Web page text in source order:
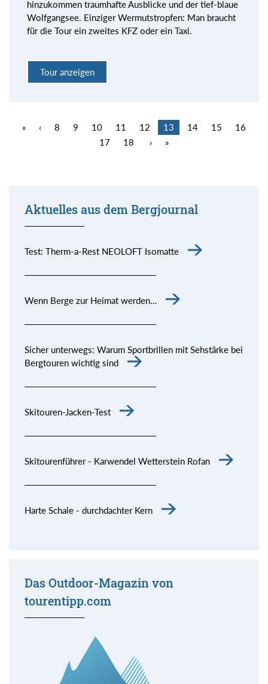
hinzukommen traumhafte Ausblicke und der tief-blaue
Wolfgangsee. Einziger Wermutstropfen: Man braucht
für die Tour ein zweites KFZ oder ein Taxi.
Tour anzeigen
« ‹ 8 9 10 11 12 13 14 15
16
17
18 › »
Aktuelles aus dem Bergjournal
Test: Therm-a-Rest NEOLOFT Isomatte
Wenn Berge zur Heimat werden…
Sicher unterwegs: Warum Sportbrillen mit Sehstärke bei
Bergtouren wichtig sind
Skitouren-Jacken-Test
Skitourenführer - Karwendel Wetterstein Rofan
Harte Schale - durchdachter Kern
Das Outdoor-Magazin von
tourentipp.com